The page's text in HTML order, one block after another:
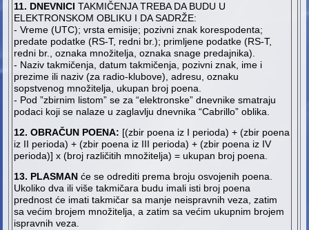
11. DNEVNICITAKMIČENJA TREBA DA BUDU U
ELEKTRONSKOM OBLIKU I DA SADRŽE:
- Vreme (UTC); vrsta emisije; pozivni znak korespodenta;
predate podatke (RS-T, redni br.); primljene podatke (RS-T,
redni br., oznaka množitelja, oznaka snage predajnika).
- Naziv takmičenja, datum takmičenja, pozivni znak, ime i
prezime ili naziv (za radio-klubove), adresu, oznaku
sopstvenog množitelja, ukupan broj poena.
- Pod ”zbirnim listom” se za “elektronske” dnevnike smatraju
podaci koji se nalaze u zaglavlju dnevnika “Cabrillo” oblika.
12. OBRAČUN POENA: [(zbir poena iz I perioda) + (zbir poena
iz II perioda) + (zbir poena iz III perioda) + (zbir poena iz IV
perioda)] x (broj različitih množitelja) = ukupan broj poena.
13. PLASMAN će se odrediti prema broju osvojenih poena.
Ukoliko dva ili više takmičara budu imali isti broj poena
prednost će imati takmičar sa manje neispravnih veza, zatim
sa većim brojem množitelja, a zatim sa većim ukupnim brojem
ispravnih veza.